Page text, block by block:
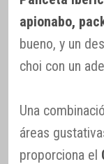
apionabo,
bueno, y un
choi con un
Una
áreas
proporciona el